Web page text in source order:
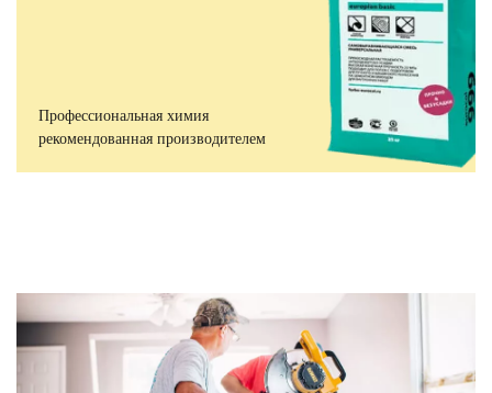
Профессиональная химия
рекомендованная производителем